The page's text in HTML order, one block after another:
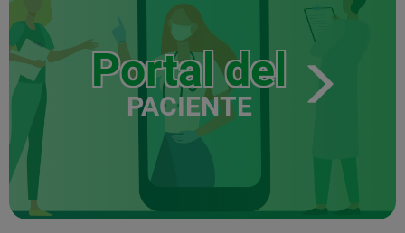
Portal del
PACIENTE